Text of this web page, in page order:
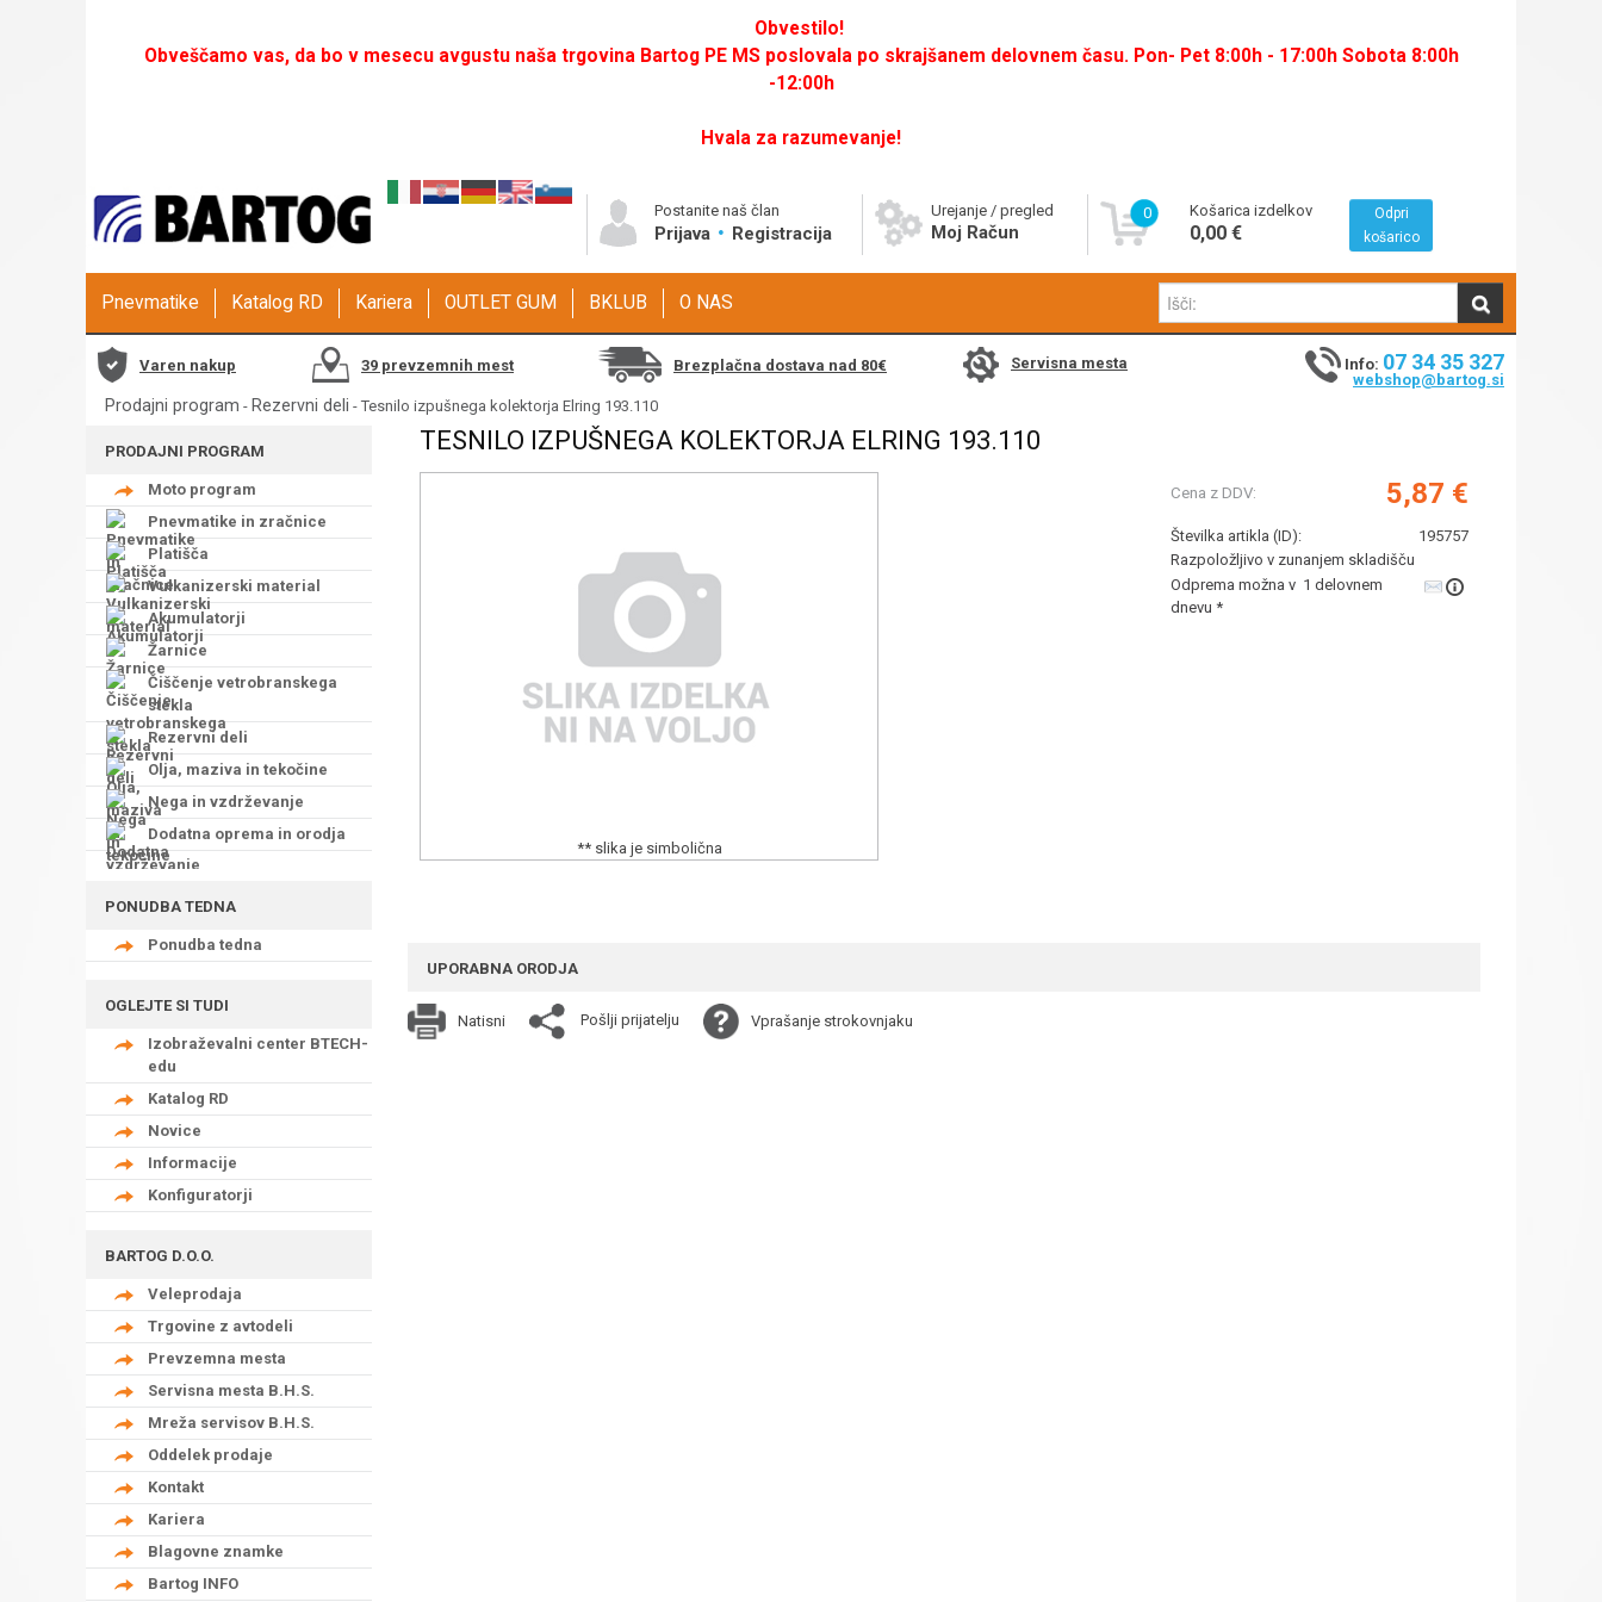
Obvestilo!
Obveščamo vas, da bo v mesecu avgustu naša trgovina Bartog PE MS poslovala po skrajšanem delovnem času. Pon- Pet 8:00h - 17:00h Sobota 8:00h
-12:00h
Hvala za razumevanje!
Postanite naš član
Prijava Registracija
Urejanje / pregled
Moj Račun
0 Košarica izdelkov
0,00 €
Odpri
košarico
Pnevmatike Katalog RD Kariera OUTLET GUM BKLUB O NAS
Varen nakup 39 prevzemnih mest Brezplačna dostava nad 80€ Servisna mesta Info: 07 34 35 327
webshop@bartog.si
Prodajni program - Rezervni deli - Tesnilo izpušnega kolektorja Elring 193.110
PRODAJNI PROGRAM
Moto program
Pnevmatike in zračnice
Platišča
Vulkanizerski material
Akumulatorji
Žarnice
Čiščenje vetrobranskega
stekla
Rezervni deli
Olja, maziva in tekočine
Nega in vzdrževanje
Dodatna oprema in orodja
PONUDBA TEDNA
Ponudba tedna
OGLEJTE SI TUDI
Izobraževalni center BTECH-
edu
Katalog RD
Novice
Informacije
Konfiguratorji
BARTOG D.O.O.
Veleprodaja
Trgovine z avtodeli
Prevzemna mesta
Servisna mesta B.H.S.
Mreža servisov B.H.S.
Oddelek prodaje
Kontakt
Kariera
Blagovne znamke
Bartog INFO
TESNILO IZPUŠNEGA KOLEKTORJA ELRING 193.110
** slika je simbolična
Cena z DDV: 5,87 €
Številka artikla (ID):
195757
Razpoložljivo v zunanjem skladišču
Odprema možna v 1 delovnem
dnevu *
UPORABNA ORODJA
Natisni Pošlji prijatelju Vprašanje strokovnjaku